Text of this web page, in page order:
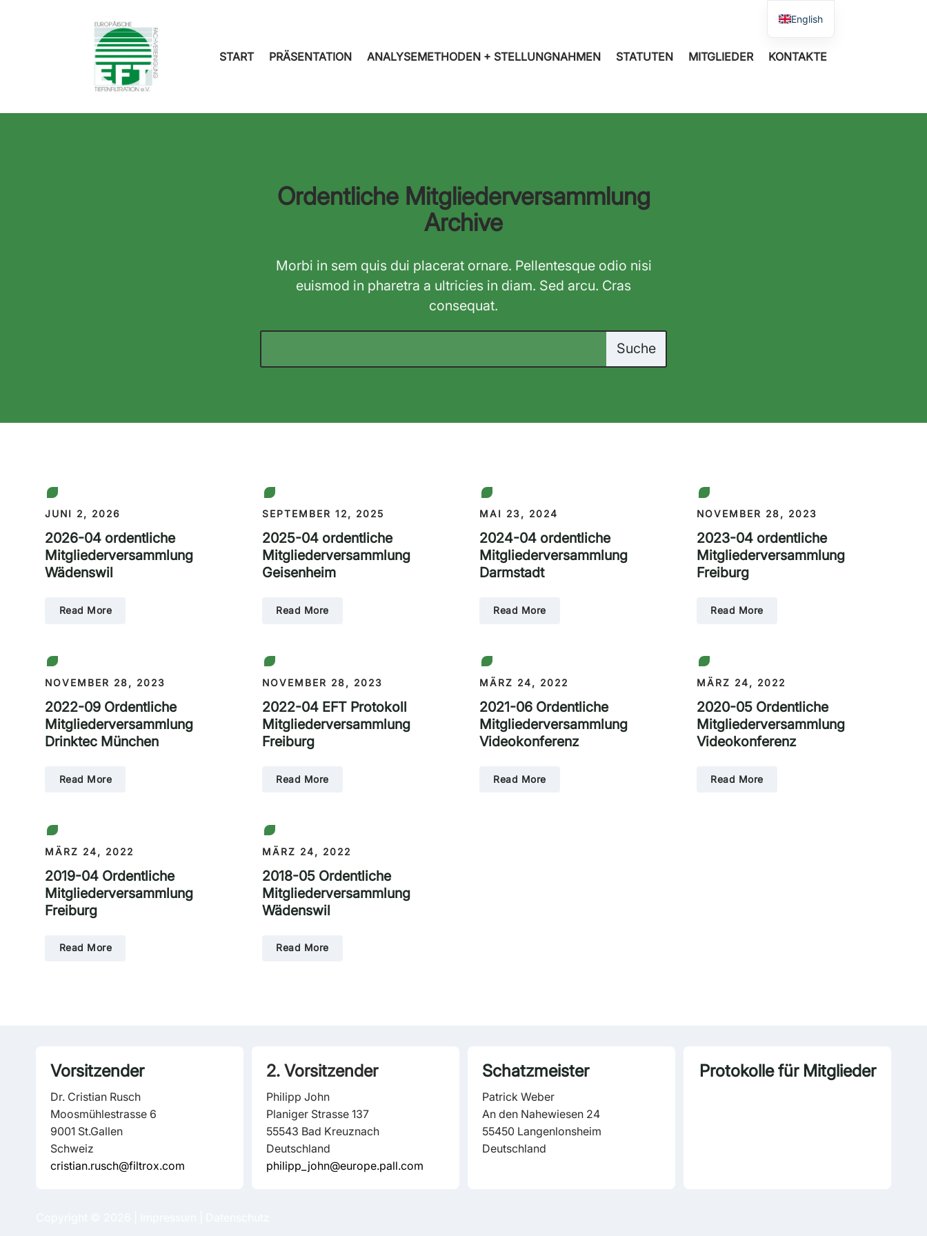
START PRÄSENTATION ANALYSEMETHODEN + STELLUNGNAHMEN STATUTEN MITGLIEDER KONTAKTE
Ordentliche Mitgliederversammlung
Archive
Morbi in sem quis dui placerat ornare. Pellentesque odio nisi
euismod in pharetra a ultricies in diam. Sed arcu. Cras
consequat.
JUNI 2, 2026
2026-04 ordentliche
Mitgliederversammlung
Wädenswil
Read More
SEPTEMBER 12, 2025
2025-04 ordentliche
Mitgliederversammlung
Geisenheim
Read More
MAI 23, 2024
2024-04 ordentliche
Mitgliederversammlung
Darmstadt
Read More
NOVEMBER 28, 2023
2023-04 ordentliche
Mitgliederversammlung
Freiburg
Read More
NOVEMBER 28, 2023
2022-09 Ordentliche
Mitgliederversammlung
Drinktec München
Read More
NOVEMBER 28, 2023
2022-04 EFT Protokoll
Mitgliederversammlung
Freiburg
Read More
MÄRZ 24, 2022
2021-06 Ordentliche
Mitgliederversammlung
Videokonferenz
Read More
MÄRZ 24, 2022
2020-05 Ordentliche
Mitgliederversammlung
Videokonferenz
Read More
MÄRZ 24, 2022
2019-04 Ordentliche
Mitgliederversammlung
Freiburg
Read More
MÄRZ 24, 2022
2018-05 Ordentliche
Mitgliederversammlung
Wädenswil
Read More
Vorsitzender
Dr. Cristian Rusch
Moosmühlestrasse 6
9001 St.Gallen
Schweiz
cristian.rusch@filtrox.com
2. Vorsitzender
Philipp John
Planiger Strasse 137
55543 Bad Kreuznach
Deutschland
philipp_john@europe.pall.com
Schatzmeister
Patrick Weber
An den Nahewiesen 24
55450 Langenlonsheim
Deutschland
Protokolle für Mitglieder
English